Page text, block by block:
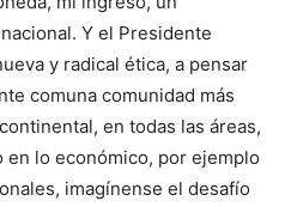
Y el Presidente
y radical ética, a pensar
comuna comunidad más
en todas las áreas,
lo económico, por ejemplo
imagínense el desafío